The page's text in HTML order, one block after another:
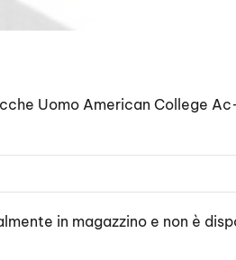
Uomo American College
in magazzino e non è